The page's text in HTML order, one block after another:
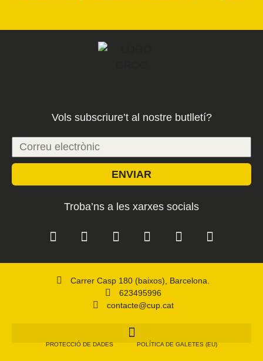
Vols subscriure’t al nostre butlletí?
ENVIAR
Troba’ns a les xarxes socials
Carrer Casp 180 (baixos), Barcelona.
623495996
contacte@cup.cat
PROTECCIÓ DE DADES POLÍTICA DE GALETES (EU)